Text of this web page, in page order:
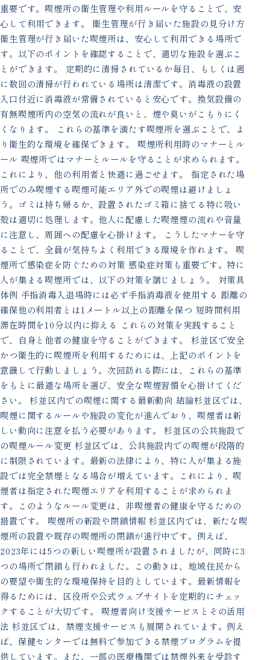
重要です。喫煙所の衛生管理や利用ルールを守ることで、安
心して利用できます。 衛生管理が行き届いた施設の見分け方
衛生管理が行き届いた喫煙所は、安心して利用できる場所で
す。以下のポイントを確認することで、適切な施設を選ぶこ
とができます。 定期的に清掃されているか毎日、もしくは週
に数回の清掃が行われている場所は清潔です。消毒液の設置
入口付近に消毒液が常備されていると安心です。換気設備の
有無喫煙所内の空気の流れが良いと、煙や臭いがこもりにく
くなります。 これらの基準を満たす喫煙所を選ぶことで、よ
り衛生的な環境を確保できます。 喫煙所利用時のマナーとル
ール 喫煙所ではマナーとルールを守ることが求められます。
これにより、他の利用者と快適に過ごせます。 指定された場
所でのみ喫煙する喫煙可能エリア外での喫煙は避けましょ
う。ゴミは持ち帰るか、設置されたゴミ箱に捨てる特に吸い
殻は適切に処理します。他人に配慮した喫煙煙の流れや音量
に注意し、周囲への配慮を心掛けます。 こうしたマナーを守
ることで、全員が気持ちよく利用できる環境を作れます。 喫
煙所で感染症を防ぐための対策 感染症対策も重要です。特に
人が集まる喫煙所では、以下の対策を講じましょう。 対策具
体例 手指消毒入退場時には必ず手指消毒液を使用する 距離の
確保他の利用者とは1メートル以上の距離を保つ 短時間利用
滞在時間を10分以内に抑える これらの対策を実践すること
で、自身と他者の健康を守ることができます。 杉並区で安全
かつ衛生的に喫煙所を利用するためには、上記のポイントを
意識して行動しましょう。次回訪れる際には、これらの基準
をもとに最適な場所を選び、安全な喫煙習慣を心掛けてくだ
さい。 杉並区内での喫煙に関する最新動向 結論杉並区では、
喫煙に関するルールや施設の変化が進んでおり、喫煙者は新
しい動向に注意を払う必要があります。 杉並区の公共施設で
の喫煙ルール変更 杉並区では、公共施設内での喫煙が段階的
に制限されています。最新の法律により、特に人が集まる施
設では完全禁煙となる場合が増えています。これにより、喫
煙者は指定された喫煙エリアを利用することが求められま
す。このようなルール変更は、非喫煙者の健康を守るための
措置です。 喫煙所の新設や閉鎖情報 杉並区内では、新たな喫
煙所の設置や既存の喫煙所の閉鎖が進行中です。例えば、
2023年には5つの新しい喫煙所が設置されましたが、同時に3
つの場所で閉鎖も行われました。この動きは、地域住民から
の要望や衛生的な環境保持を目的としています。最新情報を
得るためには、区役所や公式ウェブサイトを定期的にチェッ
クすることが大切です。 喫煙者向け支援サービスとその活用
法 杉並区では、禁煙支援サービスも展開されています。例え
ば、保健センターでは無料で参加できる禁煙プログラムを提
供しています。また、一部の医療機関では禁煙外来を受診す